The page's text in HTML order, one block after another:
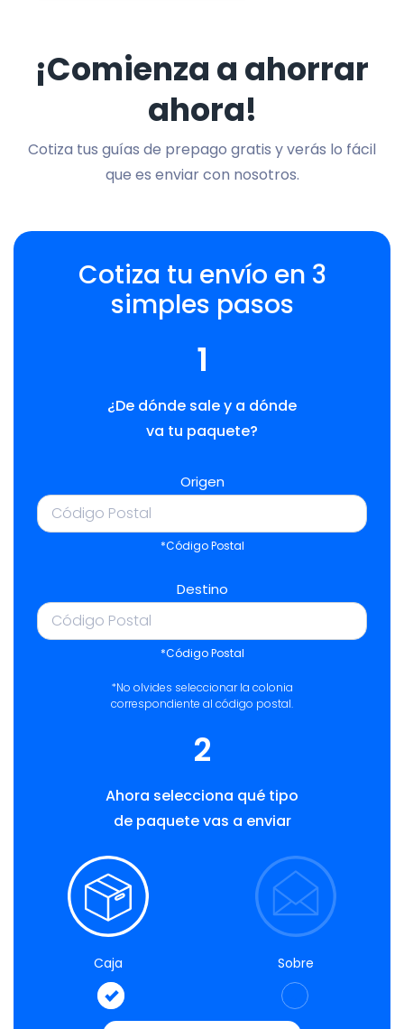
¡Comienza a ahorrar
ahora!
Cotiza tus guías de prepago gratis y verás lo fácil
que es enviar con nosotros.
Cotiza tu envío en 3
simples pasos
1
¿De dónde sale y a dónde
va tu paquete?
Origen
*Código Postal
Destino
*Código Postal
*No olvides seleccionar la colonia
correspondiente al código postal.
2
Ahora selecciona qué tipo
de paquete vas a enviar
Caja Sobre